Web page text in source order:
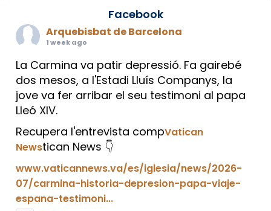
Facebook
Arquebisbat de Barcelona
1 week ago
La Carmina va patir depressió. Fa gairebé
dos mesos, a l'Estadi Lluís Companys, la
jove va fer arribar el seu testimoni al papa
Lleó XIV.
Recupera l'entrevista compVatican
Newstican News 👇
www.vaticannews.va/es/iglesia/news/2026-
07/carmina-historia-depresion-papa-viaje-
espana-testimoni...